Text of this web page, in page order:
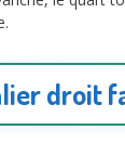
droit